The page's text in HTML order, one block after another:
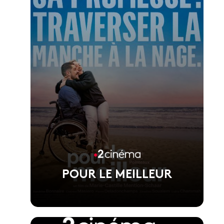
Film d'ouverture du Festival de Cannes
2026, réalisé par Pierre Salvadori
POUR LE MEILLEUR